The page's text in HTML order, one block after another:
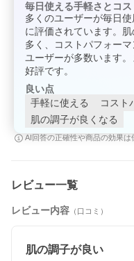
毎日使える手軽さとコ
多くのユーザーが毎日
に評価されています。
多く、コストパフォー
ユーザーが多数います
好評です。
良い点
手軽に使える
コスト
肌の調子が良くなる
AI回答の正確性や商品の効果は
レビュー一覧
レビュー内容 （口コミ）
肌の調子が良い